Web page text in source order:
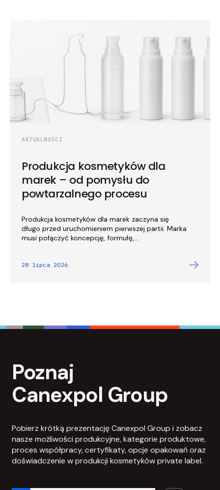
AKTUALNOŚCI
Produkcja kosmetyków dla
marek – od pomysłu do
powtarzalnego procesu
Produkcja kosmetyków dla marek zaczyna się
długo przed uruchomieniem pierwszej partii. Marka
musi połączyć koncepcję, formułę,...
28 lipca 2026
Poznaj
Canexpol Group
Pobierz krótką prezentację Canexpol Group i zobacz
nasze możliwości produkcyjne, kategorie produktowe,
proces współpracy, certyfikaty, opcje opakowań oraz
doświadczenie w produkcji kosmetyków private label.